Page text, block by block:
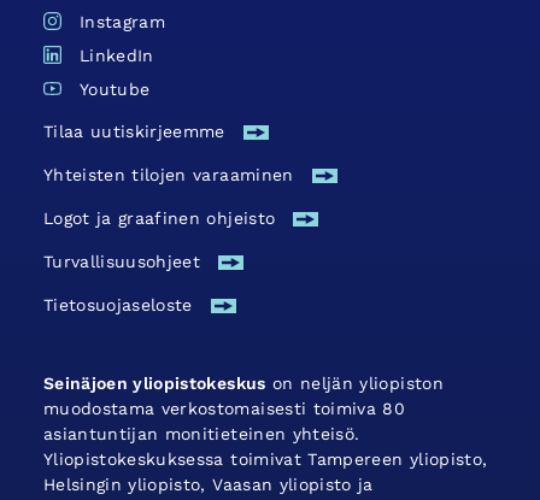
Instagram
LinkedIn
Youtube
Tilaa uutiskirjeemme
Yhteisten tilojen varaaminen
Logot ja graafinen ohjeisto
Turvallisuus­ohjeet
Tietosuojaseloste
Seinäjoen yliopistokeskus on neljän yliopiston
muodostama verkostomaisesti toimiva 80
asiantuntijan monitieteinen yhteisö.
Yliopistokeskuksessa toimivat Tampereen yliopisto,
Helsingin yliopisto, Vaasan yliopisto ja